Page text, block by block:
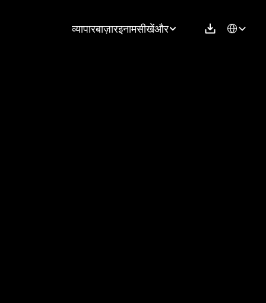
व्यापारबाज़ारइनामसीखेंऔर Select